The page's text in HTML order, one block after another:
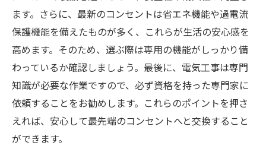
ます。さらに、最新のコンセントは省エネ機能や過電流
保護機能を備えたものが多く、これらが生活の安心感を
高めます。そのため、選ぶ際は専用の機能がしっかり備
わっているか確認しましょう。最後に、電気工事は専門
知識が必要な作業ですので、必ず資格を持った専門家に
依頼することをお勧めします。これらのポイントを押さ
えれば、安心して最先端のコンセントへと交換すること
ができます。